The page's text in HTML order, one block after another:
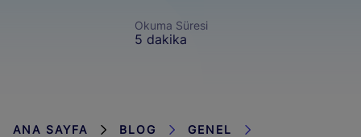
Okuma Süresi
5 dakika
ANA SAYFA BLOG
GENEL